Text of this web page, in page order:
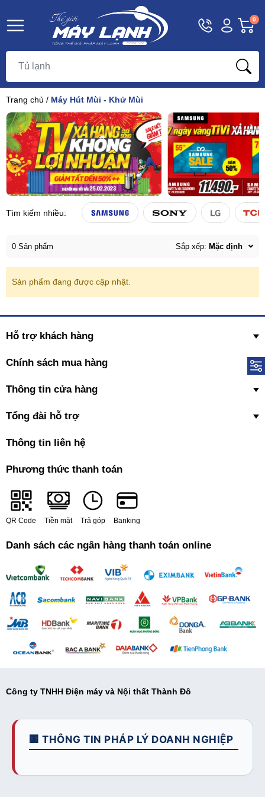
Hotline
1800
Tài
khoản
Khách
0
Trang chủ / Máy Hút Mùi - Khử Mùi
Tìm kiếm nhiều:
0 Sản phẩm Sắp xếp: Mặc định
Sản phẩm đang được cập nhật.
Hỗ trợ khách hàng
Chính sách mua hàng
Thông tin cửa hàng
Tổng đài hỗ trợ
Thông tin liên hệ
Phương thức thanh toán
QR Code Tiền mặt Trả góp Banking
Danh sách các ngân hàng thanh toán online
Công ty TNHH Điện máy và Nội thất Thành Đô
🏢 THÔNG TIN PHÁP LÝ DOANH NGHIỆP